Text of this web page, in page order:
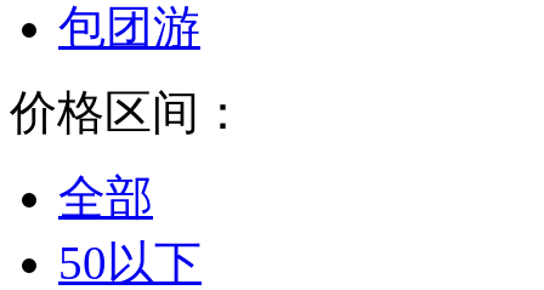
包团游
价格区间：
全部
50以下